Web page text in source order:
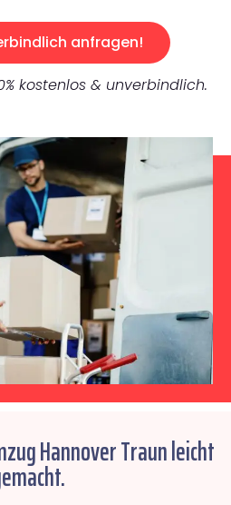
anfragen!
kostenlos & unverbindlich.
Hannover Traun leicht